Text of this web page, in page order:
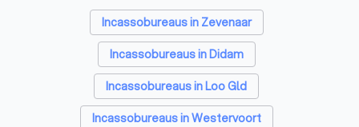
Grafisch ontwerpers in Tolkamer
Reclamebureaus in Tolkamer
Accountants in Tolkamer
Incassobureaus in Zevenaar
Incassobureaus in Didam
Incassobureaus in Loo Gld
Incassobureaus in Westervoort